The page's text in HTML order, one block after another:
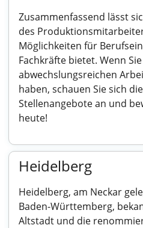
Zusammenfassend lässt
des
Möglichkeiten für
Fachkräfte bietet. Wenn
abwechslungsreichen
haben, schauen Sie sich
Stellenangebote an und
heute!
Heidelberg
Heidelberg, am Neckar
Baden-Württemberg,
Altstadt und die